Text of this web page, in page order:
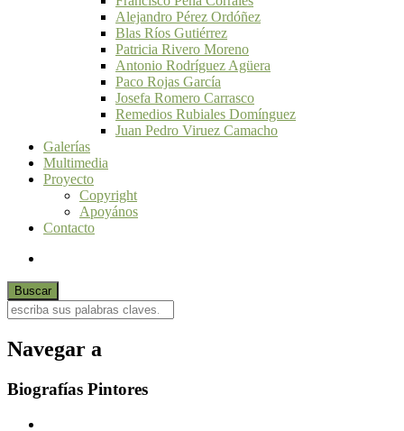
Alejandro Pérez Ordóñez
Blas Ríos Gutiérrez
Patricia Rivero Moreno
Antonio Rodríguez Agüera
Paco Rojas García
Josefa Romero Carrasco
Remedios Rubiales Domínguez
Juan Pedro Viruez Camacho
Galerías
Multimedia
Proyecto
Copyright
Apoyános
Contacto
Navegar a
Biografías Pintores